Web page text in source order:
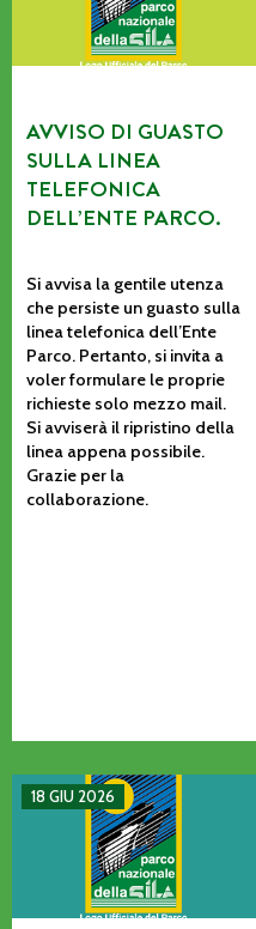
AVVISO DI GUASTO
SULLA LINEA
TELEFONICA
DELL’ENTE PARCO.
Si avvisa la gentile utenza
che persiste un guasto sulla
linea telefonica dell’Ente
Parco. Pertanto, si invita a
voler formulare le proprie
richieste solo mezzo mail.
Si avviserà il ripristino della
linea appena possibile.
Grazie per la
collaborazione.
18 GIU 2026
MANIFESTAZIONE DI